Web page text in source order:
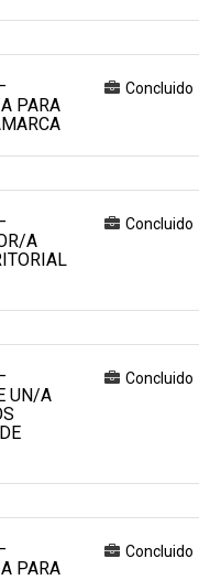
PARA
Concluido
A
Concluido
UN/A
Concluido
PARA
Concluido